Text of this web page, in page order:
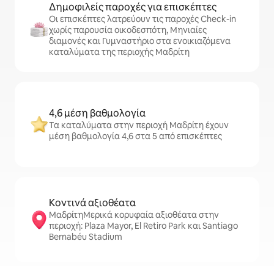
Δημοφιλείς παροχές για επισκέπτες
Οι επισκέπτες λατρεύουν τις παροχές Check-in
χωρίς παρουσία οικοδεσπότη, Μηνιαίες
διαμονές και Γυμναστήριο στα ενοικιαζόμενα
καταλύματα της περιοχής Μαδρίτη
4,6 μέση βαθμολογία
Τα καταλύματα στην περιοχή Μαδρίτη έχουν
μέση βαθμολογία 4,6 στα 5 από επισκέπτες
Κοντινά αξιοθέατα
ΜαδρίτηΜερικά κορυφαία αξιοθέατα στην
περιοχή: Plaza Mayor, El Retiro Park και Santiago
Bernabéu Stadium